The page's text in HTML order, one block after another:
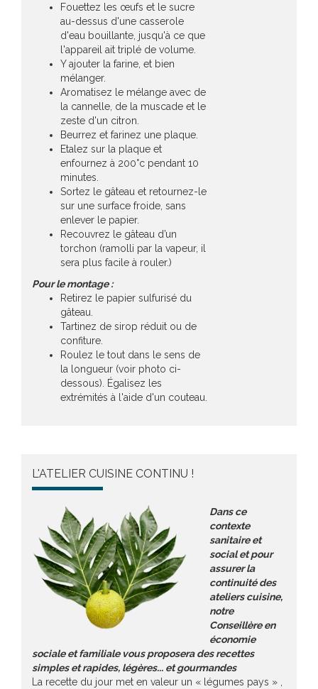
Fouettez les œufs et le sucre
au-dessus d'une casserole
d'eau bouillante, jusqu'à ce que
l'appareil ait triplé de volume.
Y ajouter la farine, et bien
mélanger.
Aromatisez le mélange avec de
la cannelle, de la muscade et le
zeste d'un citron.
Beurrez et farinez une plaque.
Etalez sur la plaque et
enfournez à 200°c pendant 10
minutes.
Sortez le gâteau et retournez-le
sur une surface froide, sans
enlever le papier.
Recouvrez le gâteau d’un
torchon (ramolli par la vapeur, il
sera plus facile à rouler.)
Pour le montage :
Retirez le papier sulfurisé du
gâteau.
Tartinez de sirop réduit ou de
confiture.
Roulez le tout dans le sens de
la longueur (voir photo ci-
dessous). Égalisez les
extrémités à l'aide d'un couteau.
L'ATELIER CUISINE CONTINU !
Dans ce
contexte
sanitaire et
social et pour
assurer la
continuité des
ateliers cuisine,
notre
Conseillère en
économie
sociale et familiale vous proposera des recettes
simples et rapides, légères... et gourmandes
La recette du jour met en valeur un « légumes pays » ,